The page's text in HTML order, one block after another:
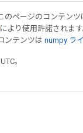
のページのコンテンツ
により使用許諾されます
ンテンツは numpy ラ
。